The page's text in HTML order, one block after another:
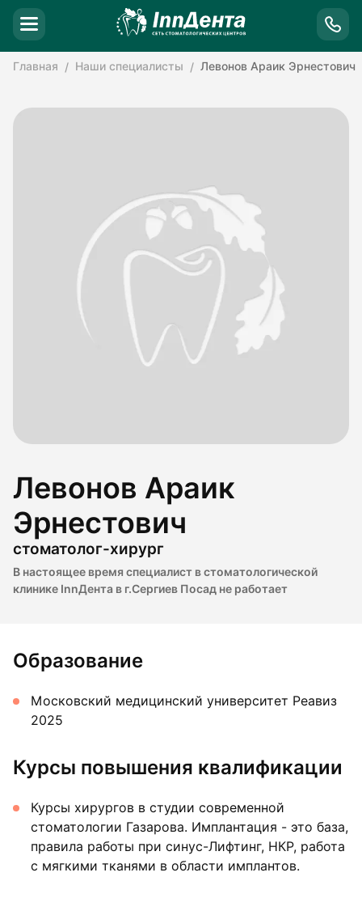
Главная Наши специалисты Левонов Араик Эрнестович
Левонов Араик
Эрнестович
стоматолог-хирург
В настоящее время специалист в стоматологической
клинике InnДента в г.Сергиев Посад не работает
Образование
Московский медицинский университет Реавиз
2025
Курсы повышения квалификации
Курсы хирургов в студии современной
стоматологии Газарова. Имплантация - это база,
правила работы при синус-Лифтинг, НКР, работа
с мягкими тканями в области имплантов.